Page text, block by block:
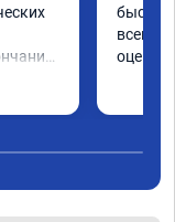
быстро
всем
оценку